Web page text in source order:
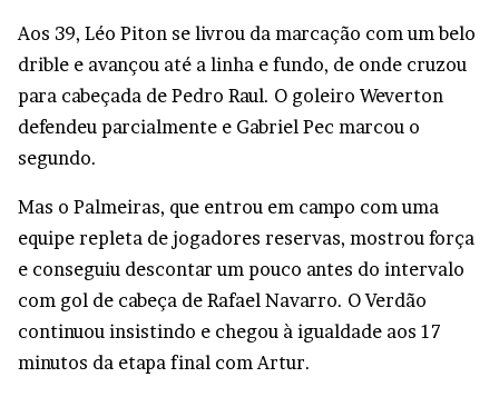
Aos 39, Léo Piton se livrou da marcação com um belo
drible e avançou até a linha e fundo, de onde cruzou
para cabeçada de Pedro Raul. O goleiro Weverton
defendeu parcialmente e Gabriel Pec marcou o
segundo.
Mas o Palmeiras, que entrou em campo com uma
equipe repleta de jogadores reservas, mostrou força
e conseguiu descontar um pouco antes do intervalo
com gol de cabeça de Rafael Navarro. O Verdão
continuou insistindo e chegou à igualdade aos 17
minutos da etapa final com Artur.